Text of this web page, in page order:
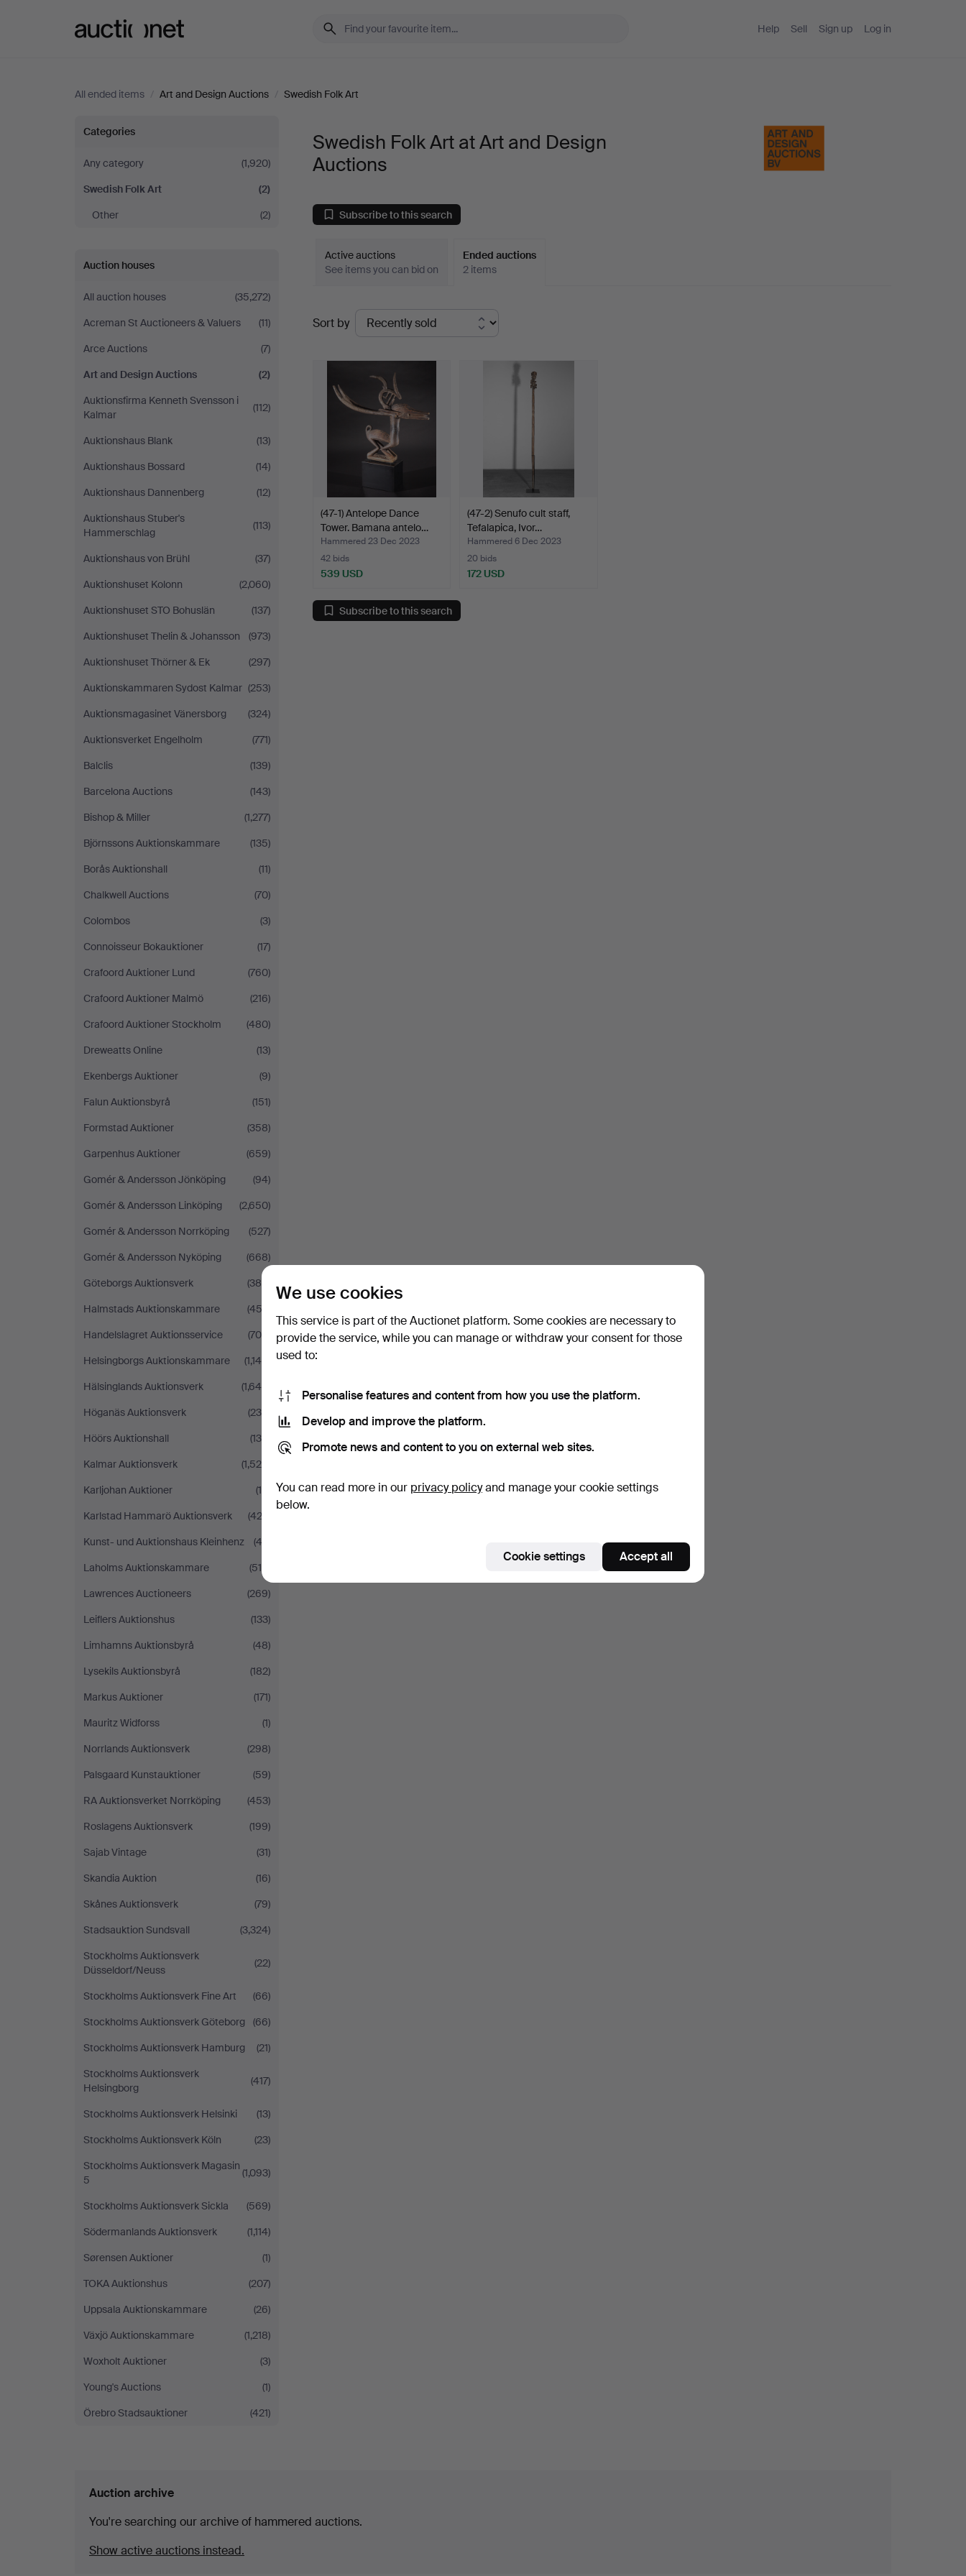
Help Sell Sign up Log in
All ended items / Art and Design Auctions / Swedish Folk Art
Swedish
Folk
Art
Art
and
Design
Auctions
Categories
Any category
(1,920)
Swedish Folk Art
(2)
Other
(2)
Auction houses
All auction houses
(35,272)
Acreman St Auctioneers & Valuers
(11)
Arce Auctions
(7)
Art and Design Auctions
(2)
Auktionsfirma Kenneth Svensson i
Kalmar
(112)
Auktionshaus Blank
(13)
Auktionshaus Bossard
(14)
Auktionshaus Dannenberg
(12)
Auktionshaus Stuber's
Hammerschlag
(113)
Auktionshaus von Brühl
(37)
Auktionshuset Kolonn
(2,060)
Auktionshuset STO Bohuslän
(137)
Auktionshuset Thelin & Johansson
(973)
Auktionshuset Thörner & Ek
(297)
Auktionskammaren Sydost Kalmar (253)
Auktionsmagasinet Vänersborg
(324)
Auktionsverket Engelholm
(771)
Balclis
(139)
Barcelona Auctions
(143)
Bishop & Miller
(1,277)
Björnssons Auktionskammare
(135)
Borås Auktionshall
(11)
Chalkwell Auctions
(70)
Colombos
(3)
Connoisseur Bokauktioner
(17)
Crafoord Auktioner Lund
(760)
Crafoord Auktioner Malmö
(216)
Crafoord Auktioner Stockholm
(480)
Dreweatts Online
(13)
Ekenbergs Auktioner
(9)
Falun Auktionsbyrå
(151)
Formstad Auktioner
(358)
Garpenhus Auktioner
(659)
Gomér & Andersson Jönköping
(94)
Gomér & Andersson Linköping
(2,650)
Gomér & Andersson Norrköping
(527)
Gomér & Andersson Nyköping
(668)
Göteborgs Auktionsverk
(386)
Halmstads Auktionskammare
(453)
Handelslagret Auktionsservice
(704)
Helsingborgs Auktionskammare
(1,145)
Hälsinglands Auktionsverk
(1,644)
Höganäs Auktionsverk
(235)
Höörs Auktionshall
(130)
Kalmar Auktionsverk
(1,528)
Karljohan Auktioner
(16)
Karlstad Hammarö Auktionsverk
(422)
Kunst- und Auktionshaus Kleinhenz
(43)
Laholms Auktionskammare
(515)
Lawrences Auctioneers
(269)
Leiflers Auktionshus
(133)
Limhamns Auktionsbyrå
(48)
Lysekils Auktionsbyrå
(182)
Markus Auktioner
(171)
Mauritz Widforss
(1)
Norrlands Auktionsverk
(298)
Palsgaard Kunstauktioner
(59)
RA Auktionsverket Norrköping
(453)
Roslagens Auktionsverk
(199)
Sajab Vintage
(31)
Skandia Auktion
(16)
Skånes Auktionsverk
(79)
Stadsauktion Sundsvall
(3,324)
Stockholms Auktionsverk
Düsseldorf/Neuss
(22)
Stockholms Auktionsverk Fine Art
(66)
Stockholms Auktionsverk Göteborg
(66)
Stockholms Auktionsverk Hamburg
(21)
Stockholms Auktionsverk
Helsingborg
(417)
Stockholms Auktionsverk Helsinki
(13)
Stockholms Auktionsverk Köln
(23)
Stockholms Auktionsverk Magasin
5
(1,093)
Stockholms Auktionsverk Sickla
(569)
Södermanlands Auktionsverk
(1,114)
Sørensen Auktioner
(1)
TOKA Auktionshus
(207)
Uppsala Auktionskammare
(26)
Växjö Auktionskammare
(1,218)
Woxholt Auktioner
(3)
Young's Auctions
(1)
Örebro Stadsauktioner
(421)
Swedish Folk Art at Art and Design
Auctions
Subscribe to this search
Active auctions
See items you can bid on
Ended auctions
2 items
Ended
auctions
Sort by
(47-1) Antelope Dance
Tower. Bamana antelo…
Hammered 23 Dec 2023
42 bids
539 USD
(47-2) Senufo cult staff,
Tefalapica, Ivor…
Hammered 6 Dec 2023
20 bids
172 USD
Subscribe to this search
Auction archive
You're searching our archive of hammered auctions.
Show active auctions instead.
We use cookies
This service is part of the Auctionet platform. Some cookies are necessary to
provide the service, while you can manage or withdraw your consent for those
used to:
Personalise features and content from how you use the platform.
Develop and improve the platform.
Promote news and content to you on external web sites.
You can read more in our privacy policyand manage your cookie settings
below.
Cookie settings Accept all